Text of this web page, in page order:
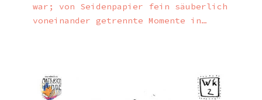
war; von Seidenpapier fein säuberlich
voneinander getrennte Momente in…